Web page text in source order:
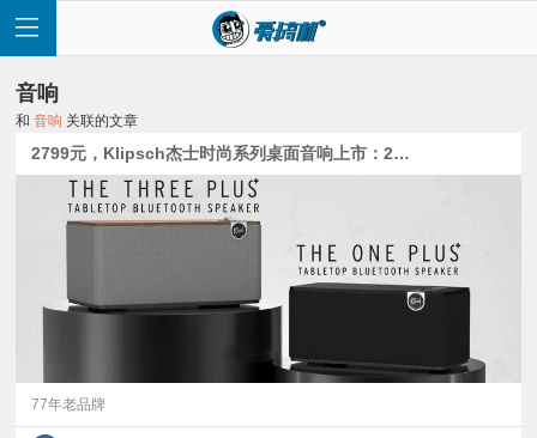
讯
音响
和音响 关联的文章
2799元，Klipsch杰士时尚系列桌面音响上市：2款新品均支持App调音
77年老品牌